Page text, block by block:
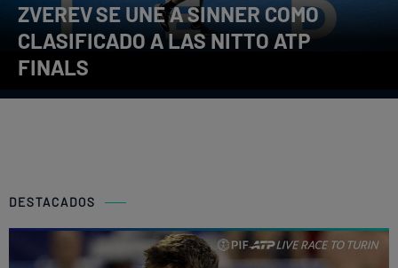
ZVEREV SE UNE A SINNER COMO
CLASIFICADO A LAS NITTO ATP
FINALS
DESTACADOS